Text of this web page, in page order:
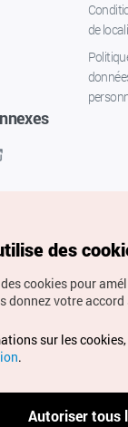
de
Office National du
d'erreurs et
à
des
cookies pour
donnez votre
sur les
.
Autoriser tous